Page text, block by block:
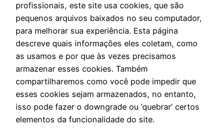
profissionais, este site usa cookies, que são
pequenos arquivos baixados no seu computador,
para melhorar sua experiência. Esta página
descreve quais informações eles coletam, como
as usamos e por que às vezes precisamos
armazenar esses cookies. Também
compartilharemos como você pode impedir que
esses cookies sejam armazenados, no entanto,
isso pode fazer o downgrade ou ‘quebrar’ certos
elementos da funcionalidade do site.